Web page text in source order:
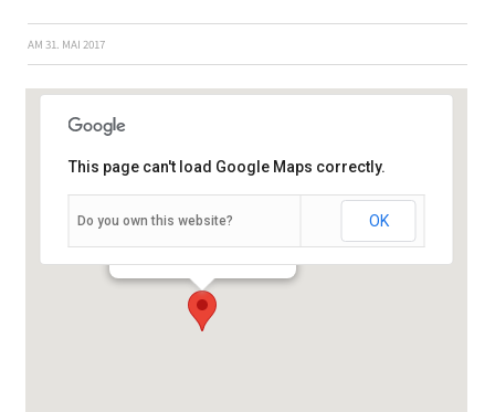
AM 31. MAI 2017
Veranstaltungen
This page can't load Google Maps correctly.
Do you own this website? OK